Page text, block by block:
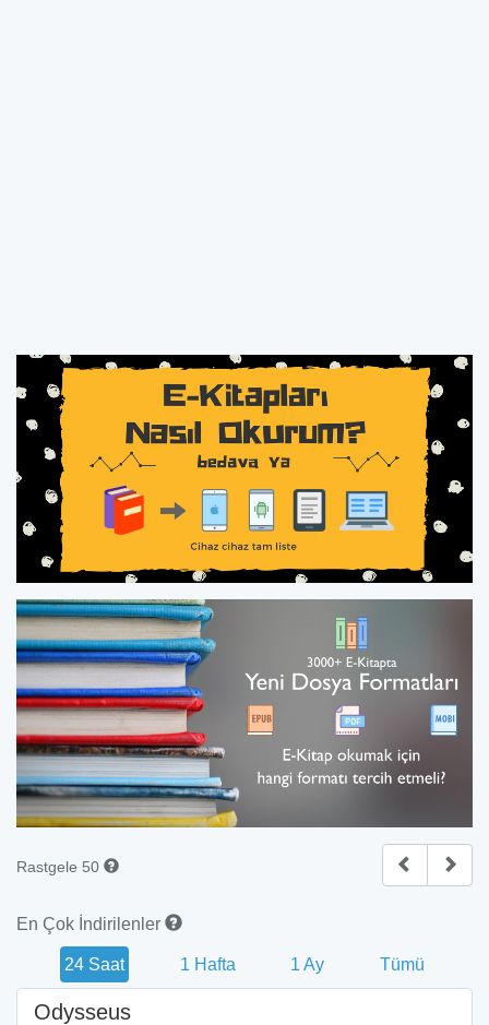
Rastgele 50
En Çok İndirilenler
24 Saat 1 Hafta 1 Ay Tümü
Odysseus